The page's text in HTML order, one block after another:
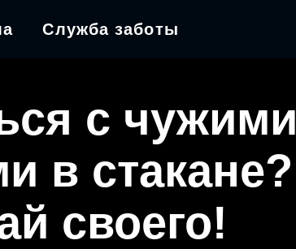
Служба заботы
с чужими
в стакане?
своего!